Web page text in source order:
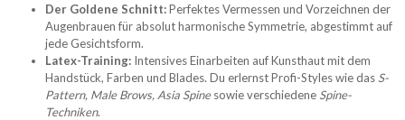
Der Goldene Schnitt:Perfektes Vermessen und Vorzeichnen der
Augenbrauen für absolut harmonische Symmetrie, abgestimmt auf
jede Gesichtsform.
Latex-Training: Intensives Einarbeiten auf Kunsthaut mit dem
Handstück, Farben und Blades. Du erlernst Profi-Styles wie das S-
Pattern, Male Brows, Asia Spinesowie verschiedene Spine-
Techniken.